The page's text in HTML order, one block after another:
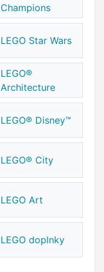
Champions
LEGO Star Wars
LEGO®
Architecture
LEGO® Disney™
LEGO®️ City
LEGO Art
LEGO doplnky